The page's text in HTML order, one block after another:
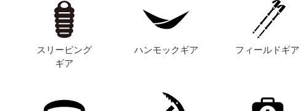
スリーピング
ギア
ハンモックギア フィールドギア